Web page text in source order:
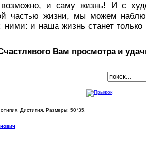
возможно, и саму жизнь! И с
частью жизни, мы можем
ними: и наша жизнь станет только
Вам просмотра и
Диотипия. Размеры: 50*35.